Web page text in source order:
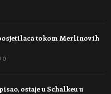
tokom Merlinovih
0
ostaje u Schalkeu u